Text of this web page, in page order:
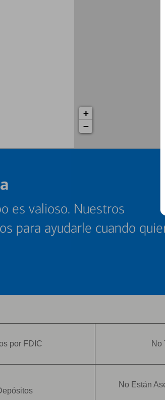
+
−
es valioso. Nuestros
para ayudarle cuando
por FDIC No
No Están